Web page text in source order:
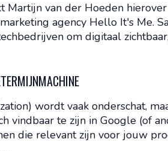
Martijn van der Hoeden
agency Hello It's Me.
om digitaal
wordt vaak onderschat,
vindbaar te zijn in Google (of
die relevant zijn voor jouw